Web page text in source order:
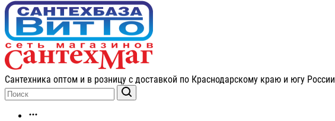
Сантехника оптом и в розницу с доставкой по Краснодарскому краю и югу России